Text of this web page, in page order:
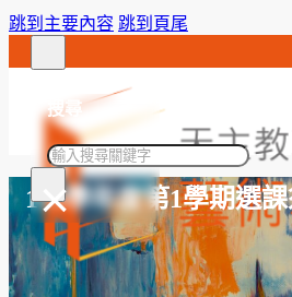
跳到主要內容 跳到頁尾
搜尋
搜
×
115學年度第1學期選課